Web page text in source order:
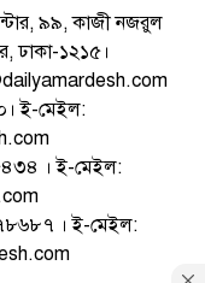
৯৯, কাজী নজরুল
ঢাকা-১২১৫।
ই-মেইল:
। ই-মেইল:
। ই-মেইল: